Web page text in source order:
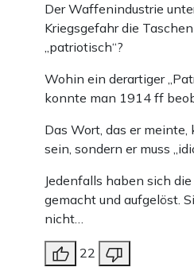
Der Waffenindustrie
Kriegsgefahr die
„patriotisch“?
Wohin ein derartiger
konnte man 1914 ff
Das Wort, das er
sein, sondern er muss
Jedenfalls haben sich
gemacht und aufgelöst.
nicht…
22